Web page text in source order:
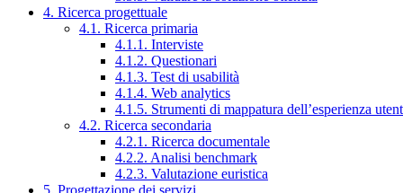
4. Ricerca progettuale
4.1. Ricerca primaria
4.1.1. Interviste
4.1.2. Questionari
4.1.3. Test di usabilità
4.1.4. Web analytics
4.1.5. Strumenti di mappatura dell’esperienza
4.2. Ricerca secondaria
4.2.1. Ricerca documentale
4.2.2. Analisi benchmark
4.2.3. Valutazione euristica
5. Progettazione dei servizi